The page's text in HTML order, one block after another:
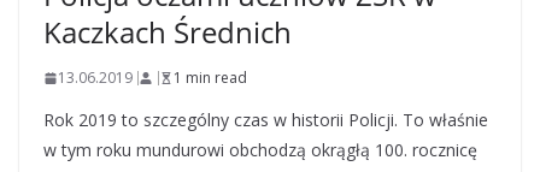
Kaczkach Średnich
13.06.2019 1 min read
Rok 2019 to szczególny czas w historii Policji. To właśnie
w tym roku mundurowi obchodzą okrągłą 100. rocznicę